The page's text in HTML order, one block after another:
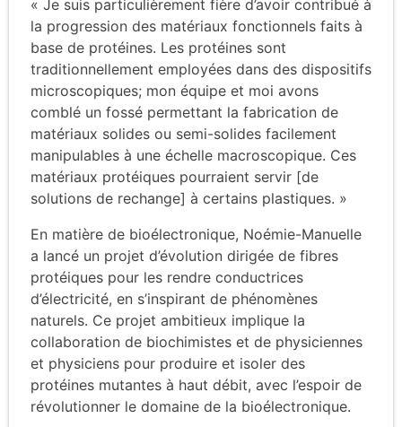
« Je suis particulièrement fière d’avoir contribué à
la progression des matériaux fonctionnels faits à
base de protéines. Les protéines sont
traditionnellement employées dans des dispositifs
microscopiques; mon équipe et moi avons
comblé un fossé permettant la fabrication de
matériaux solides ou semi-solides facilement
manipulables à une échelle macroscopique. Ces
matériaux protéiques pourraient servir [de
solutions de rechange] à certains plastiques. »
En matière de bioélectronique, Noémie-Manuelle
a lancé un projet d’évolution dirigée de fibres
protéiques pour les rendre conductrices
d’électricité, en s’inspirant de phénomènes
naturels. Ce projet ambitieux implique la
collaboration de biochimistes et de physiciennes
et physiciens pour produire et isoler des
protéines mutantes à haut débit, avec l’espoir de
révolutionner le domaine de la bioélectronique.